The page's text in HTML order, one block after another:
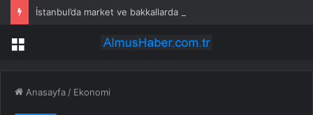
Menü
Anasayfa / Ekonomi